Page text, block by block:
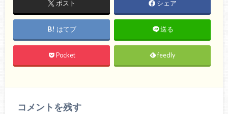
ポスト シェア
はてブ 送る
Pocket feedly
コメントを残す